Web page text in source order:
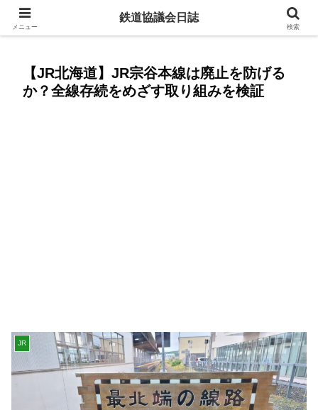
赤字ローカル線を残すために今からできること
【JR北海道】JR宗谷本線は廃止を防げる
か？全線存続をめざす取り組みを検証
JR
メニュー
鉄道協議会日誌
検索